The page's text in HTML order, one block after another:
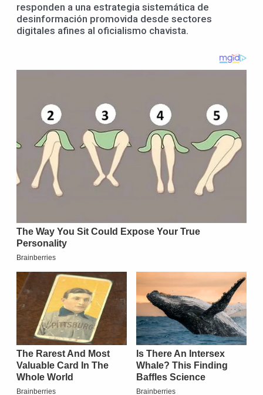
responden a una estrategia sistemática de
desinformación promovida desde sectores
digitales afines al oficialismo chavista.